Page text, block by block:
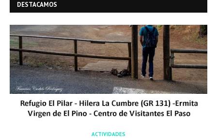
DESTACAMOS
ACTIVIDADES